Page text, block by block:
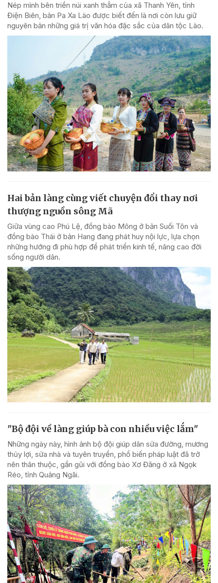
Nép mình bên triền núi xanh thẳm của xã Thanh Yên, tỉnh
Điện Biên, bản Pa Xa Lào được biết đến là nơi còn lưu giữ
nguyên bản những giá trị văn hóa đặc sắc của dân tộc Lào.
Hai bản làng cùng viết chuyện đổi thay nơi
thượng nguồn sông Mã
Giữa vùng cao Phú Lệ, đồng bào Mông ở bản Suối Tôn và
đồng bào Thái ở bản Hang đang phát huy nội lực, lựa chọn
những hướng đi phù hợp để phát triển kinh tế, nâng cao đời
sống người dân.
"Bộ đội về làng giúp bà con nhiều việc lắm"
Những ngày này, hình ảnh bộ đội giúp dân sửa đường, mương
thủy lợi, sửa nhà và tuyên truyền, phổ biến pháp luật đã trở
nên thân thuộc, gần gũi với đồng bào Xơ Đăng ở xã Ngọk
Réo, tỉnh Quảng Ngãi.